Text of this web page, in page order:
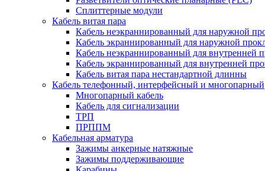
Сплиттерные модули
Кабель витая пара
Кабель неэкраннированный для наружной
Кабель экраннированный для наружной
Кабель неэкраннированный для внутренней
Кабель экраннированный для внутренней
Кабель витая пара нестандартной длинны
Кабель телефонный, интерфейсный и многопарный
Многопарный кабель
Кабель для сигнализации
ТРП
ПРППМ
Кабельная арматура
Зажимы анкерные натяжные
Зажимы поддерживающие